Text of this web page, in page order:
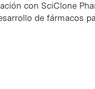
con SciClone
de fármacos